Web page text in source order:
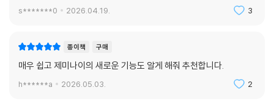
s*******0 2026.04.19. 3
종이책 구매
매우 쉽고 제미나이의 새로운 기능도 알게 해줘 추천합니다.
h******a 2026.05.03. 2